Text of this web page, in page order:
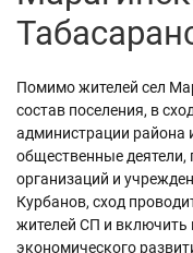
Помимо жителей сел
состав поселения, в
администрации района
общественные деятели,
организаций и
Курбанов, сход
жителей СП и включить
экономического